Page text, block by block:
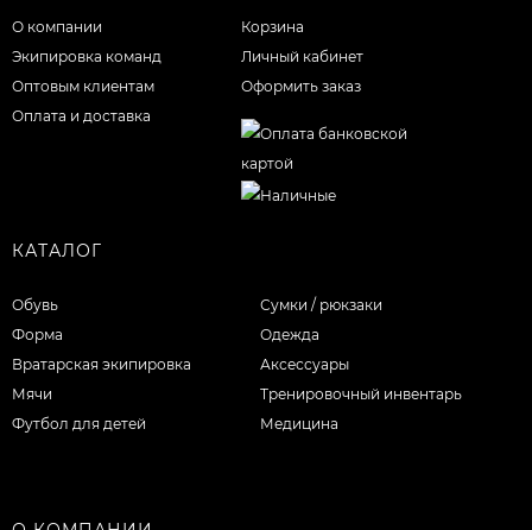
О компании
Экипировка команд
Оптовым клиентам
Оплата и доставка
Корзина
Личный кабинет
Оформить заказ
КАТАЛОГ
Обувь
Форма
Вратарская экипировка
Мячи
Футбол для детей
Сумки / рюкзаки
Одежда
Аксессуары
Тренировочный инвентарь
Медицина